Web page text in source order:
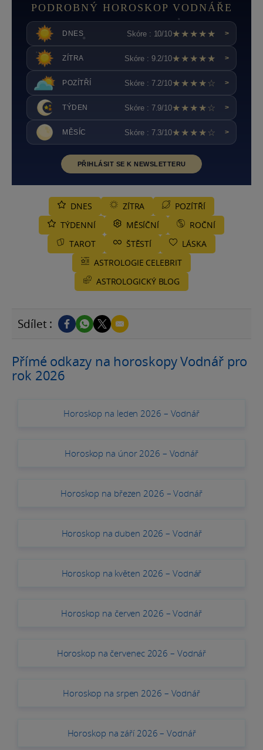
PODROBNÝ HOROSKOP VODNÁŘE
DNES Skóre : 10/10★★★★★ >
ZÍTRA Skóre : 9.2/10★★★★★ >
POZÍTŘÍ Skóre : 7.2/10★★★★☆ >
TÝDEN Skóre : 7.9/10★★★★☆ >
MĚSÍC Skóre : 7.3/10★★★★☆ >
PŘIHLÁSIT SE K NEWSLETTERU
DNES ZÍTRA
POZÍTŘÍ
TÝDENNÍ
MĚSÍČNÍ
ROČNÍ
TAROT
ŠTĚSTÍ
LÁSKA
ASTROLOGIE CELEBRIT
ASTROLOGICKÝ BLOG
Sdílet :
Přímé odkazy na horoskopy Vodnář pro
rok 2026
Horoskop na leden 2026 – Vodnář
Horoskop na únor 2026 – Vodnář
Horoskop na březen 2026 – Vodnář
Horoskop na duben 2026 – Vodnář
Horoskop na květen 2026 – Vodnář
Horoskop na červen 2026 – Vodnář
Horoskop na červenec 2026 – Vodnář
Horoskop na srpen 2026 – Vodnář
Horoskop na září 2026 – Vodnář